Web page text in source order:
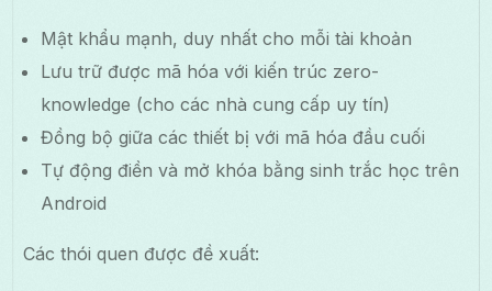
Mật khẩu mạnh, duy nhất cho mỗi tài khoản
Lưu trữ được mã hóa với kiến trúc zero-
knowledge (cho các nhà cung cấp uy tín)
Đồng bộ giữa các thiết bị với mã hóa đầu cuối
Tự động điền và mở khóa bằng sinh trắc học trên
Android
Các thói quen được đề xuất: